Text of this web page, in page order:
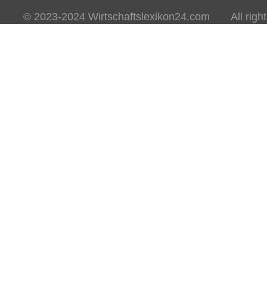
© 2023-2024 Wirtschaftslexikon24.com All